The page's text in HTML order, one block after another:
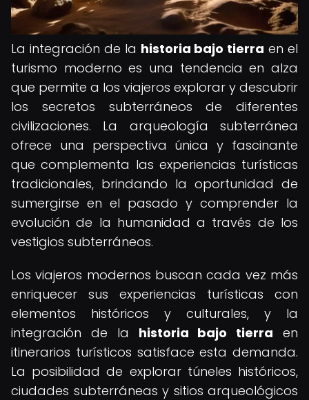
La integración de la historia bajo tierra en el
turismo moderno es una tendencia en alza
que permite a los viajeros explorar y descubrir
los secretos subterráneos de diferentes
civilizaciones. La arqueología subterránea
ofrece una perspectiva única y fascinante
que complementa las experiencias turísticas
tradicionales, brindando la oportunidad de
sumergirse en el pasado y comprender la
evolución de la humanidad a través de los
vestigios subterráneos.
Los viajeros modernos buscan cada vez más
enriquecer sus experiencias turísticas con
elementos históricos y culturales, y la
integración de la historia bajo tierra en
itinerarios turísticos satisface esta demanda.
La posibilidad de explorar túneles históricos,
ciudades subterráneas y sitios arqueológicos